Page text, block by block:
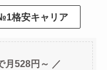
格安キャリア
月528円～ ／